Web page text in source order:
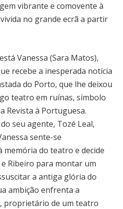
vibrante e comovente à
no grande ecrã a partir
Vanessa (Sara Matos),
recebe a inesperada notícia
do Porto, que lhe deixou
teatro em ruínas, símbolo
Revista à Portuguesa.
seu agente, Tozé Leal,
sente-se
do teatro e decide
Ribeiro para montar um
a antiga glória do
ambição enfrenta a
proprietário de um teatro